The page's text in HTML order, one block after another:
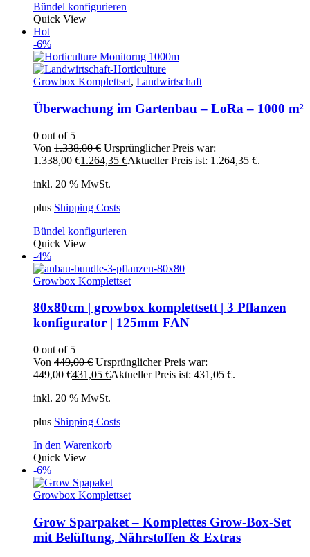
Bündel konfigurieren
Quick View
Hot
-6%
Growbox Komplettset, Landwirtschaft
Überwachung im Gartenbau – LoRa – 1000 m²
0 out of 5
Von 1.338,00€ Ursprünglicher Preis war:
1.338,00 €1.264,35 €Aktueller Preis ist: 1.264,35 €.
inkl. 20 % MwSt.
plus Shipping Costs
Bündel konfigurieren
Quick View
-4%
Growbox Komplettset
80x80cm | growbox komplettsett | 3 Pflanzen
konfigurator | 125mm FAN
0 out of 5
Von 449,00€ Ursprünglicher Preis war:
449,00 €431,05 €Aktueller Preis ist: 431,05 €.
inkl. 20 % MwSt.
plus Shipping Costs
In den Warenkorb
Quick View
-6%
Growbox Komplettset
Grow Sparpaket – Komplettes Grow-Box-Set
mit Belüftung, Nährstoffen & Extras